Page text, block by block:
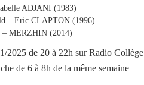
ADJANI (1983)
– Eric CLAPTON (1996)
– MERZHIN (2014)
2025 de 20 à 22h sur Radio Collège
de 6 à 8h de la même semaine